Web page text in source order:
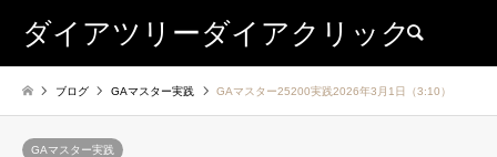
ダイアツリーダイアクリック
ブログ GAマスター実践 GAマスター25200実践2026年3月1日（3:10）
GAマスター実践